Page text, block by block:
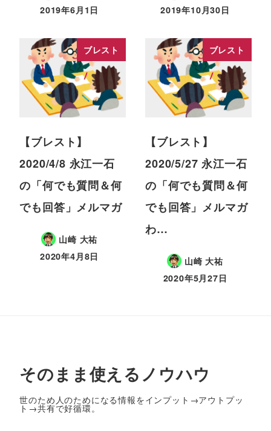
2019年6月1日
2019年10月30日
ブレスト
【ブレスト】
2020/4/8 永江一石
の「何でも質問＆何
でも回答」メルマガ
山崎 大祐
2020年4月8日
ブレスト
【ブレスト】
2020/5/27 永江一石
の「何でも質問＆何
でも回答」メルマガ
わ…
山崎 大祐
2020年5月27日
そのまま使えるノウハウ
世のため人のためになる情報をインプット→アウトプッ
ト→共有で好循環。